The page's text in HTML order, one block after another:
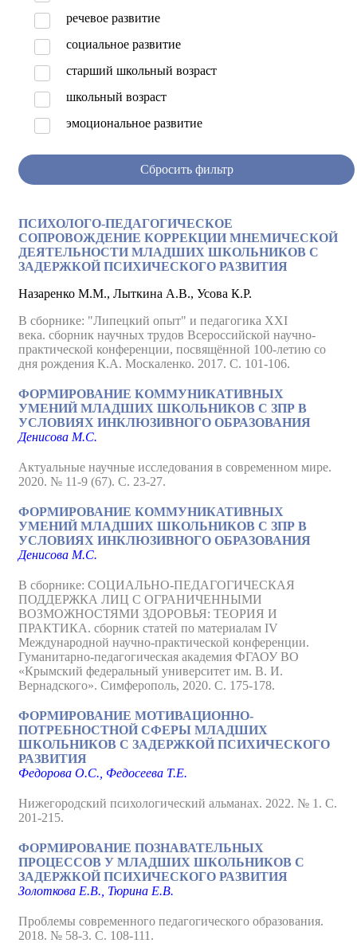
речевое развитие
социальное развитие
старший школьный возраст
школьный возраст
эмоциональное развитие
Сбросить фильтр
ПСИХОЛОГО-ПЕДАГОГИЧЕСКОЕ
СОПРОВОЖДЕНИЕ КОРРЕКЦИИ МНЕМИЧЕСКОЙ
ДЕЯТЕЛЬНОСТИ МЛАДШИХ ШКОЛЬНИКОВ С
ЗАДЕРЖКОЙ ПСИХИЧЕСКОГО РАЗВИТИЯ
Назаренко М.М., Лыткина А.В., Усова К.Р.
В сборнике: "Липецкий опыт" и педагогика XXI
века. сборник научных трудов Всероссийской научно-
практической конференции, посвящённой 100-летию со
дня рождения К.А. Москаленко. 2017. С. 101-106.
ФОРМИРОВАНИЕ КОММУНИКАТИВНЫХ
УМЕНИЙ МЛАДШИХ ШКОЛЬНИКОВ С ЗПР В
УСЛОВИЯХ ИНКЛЮЗИВНОГО ОБРАЗОВАНИЯ
Денисова М.С.
Актуальные научные исследования в современном мире.
2020. № 11-9 (67). С. 23-27.
ФОРМИРОВАНИЕ КОММУНИКАТИВНЫХ
УМЕНИЙ МЛАДШИХ ШКОЛЬНИКОВ С ЗПР В
УСЛОВИЯХ ИНКЛЮЗИВНОГО ОБРАЗОВАНИЯ
Денисова М.С.
В сборнике: СОЦИАЛЬНО-ПЕДАГОГИЧЕСКАЯ
ПОДДЕРЖКА ЛИЦ С ОГРАНИЧЕННЫМИ
ВОЗМОЖНОСТЯМИ ЗДОРОВЬЯ: ТЕОРИЯ И
ПРАКТИКА. сборник статей по материалам IV
Международной научно-практической конференции.
Гуманитарно-педагогическая академия ФГАОУ ВО
«Крымский федеральный университет им. В. И.
Вернадского». Симферополь, 2020. С. 175-178.
ФОРМИРОВАНИЕ МОТИВАЦИОННО-
ПОТРЕБНОСТНОЙ СФЕРЫ МЛАДШИХ
ШКОЛЬНИКОВ С ЗАДЕРЖКОЙ ПСИХИЧЕСКОГО
РАЗВИТИЯ
Федорова О.С., Федосеева Т.Е.
Нижегородский психологический альманах. 2022. № 1. С.
201-215.
ФОРМИРОВАНИЕ ПОЗНАВАТЕЛЬНЫХ
ПРОЦЕССОВ У МЛАДШИХ ШКОЛЬНИКОВ С
ЗАДЕРЖКОЙ ПСИХИЧЕСКОГО РАЗВИТИЯ
Золоткова Е.В., Тюрина Е.В.
Проблемы современного педагогического образования.
2018. № 58-3. С. 108-111.